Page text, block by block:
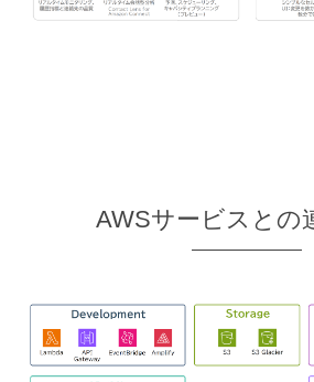
AWSサービスとの